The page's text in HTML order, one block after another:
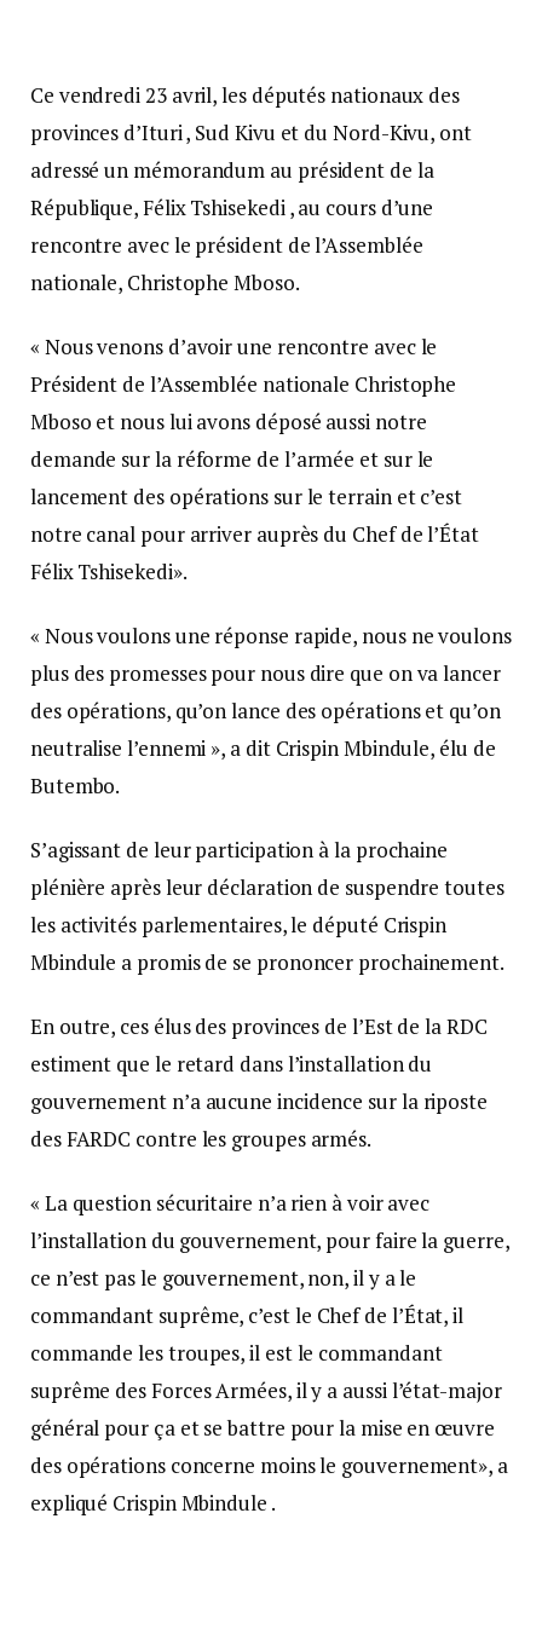
Ce vendredi 23 avril, les députés nationaux des
provinces d’Ituri , Sud Kivu et du Nord-Kivu, ont
adressé un mémorandum au président de la
République, Félix Tshisekedi , au cours d’une
rencontre avec le président de l’Assemblée
nationale, Christophe Mboso.
« Nous venons d’avoir une rencontre avec le
Président de l’Assemblée nationale Christophe
Mboso et nous lui avons déposé aussi notre
demande sur la réforme de l’armée et sur le
lancement des opérations sur le terrain et c’est
notre canal pour arriver auprès du Chef de l’État
Félix Tshisekedi».
« Nous voulons une réponse rapide, nous ne voulons
plus des promesses pour nous dire que on va lancer
des opérations, qu’on lance des opérations et qu’on
neutralise l’ennemi », a dit Crispin Mbindule, élu de
Butembo.
S’agissant de leur participation à la prochaine
plénière après leur déclaration de suspendre toutes
les activités parlementaires, le député Crispin
Mbindule a promis de se prononcer prochainement.
En outre, ces élus des provinces de l’Est de la RDC
estiment que le retard dans l’installation du
gouvernement n’a aucune incidence sur la riposte
des FARDC contre les groupes armés.
« La question sécuritaire n’a rien à voir avec
l’installation du gouvernement, pour faire la guerre,
ce n’est pas le gouvernement, non, il y a le
commandant suprême, c’est le Chef de l’État, il
commande les troupes, il est le commandant
suprême des Forces Armées, il y a aussi l’état-major
général pour ça et se battre pour la mise en œuvre
des opérations concerne moins le gouvernement», a
expliqué Crispin Mbindule .